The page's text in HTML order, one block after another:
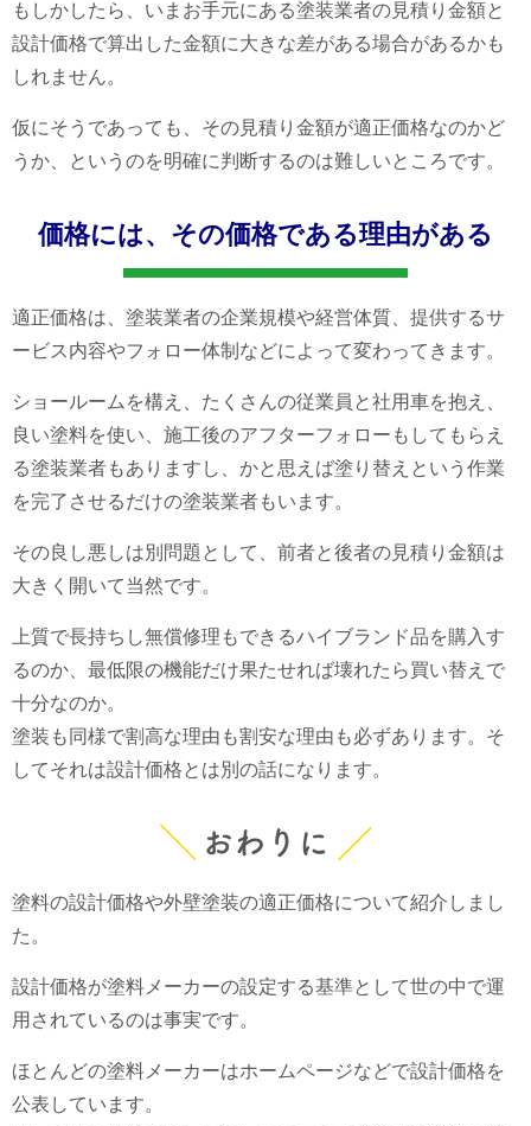
もしかしたら、いまお手元にある塗装業者の見積り金額と
設計価格で算出した金額に大きな差がある場合があるかも
しれません。
仮にそうであっても、 その見積り金額が適正価格なのかど
うか、というのを明確に判断するのは難しいところです。
価格には、その価格である理由がある
適正価格は、塗装業者の企業規模や経営体質、提供するサ
ービス内容やフォロー体制などによって変わってきます。
ショールームを構え、たくさんの従業員と社用車を抱え、
良い塗料を使い、施工後のアフターフォローもしてもらえ
る塗装業者もありますし、かと思えば塗り替えという作業
を完了させるだけの塗装業者もいます。
その良し悪しは別問題として、前者と後者の見積り金額は
大きく開いて当然です。
上質で長持ちし無償修理もできるハイブランド品を購入す
るのか、最低限の機能だけ果たせれば壊れたら買い替えで
十分なのか。
塗装も同様で割高な理由も割安な理由も必ずあります。そ
してそれは設計価格とは別の話になります。
おわりに
塗料の設計価格や外壁塗装の適正価格について紹介しまし
た。
設計価格が塗料メーカーの設定する基準として世の中で運
用されているのは事実です。
ほとんどの塗料メーカーはホームページなどで設計価格を
公表しています。